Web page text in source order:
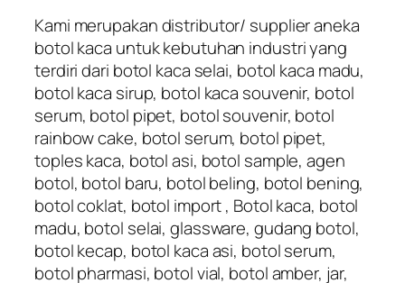
Kami merupakan distributor/ supplier aneka
botol kaca untuk kebutuhan industri yang
terdiri dari botol kaca selai, botol kaca madu,
botol kaca sirup, botol kaca souvenir, botol
serum, botol pipet, botol souvenir, botol
rainbow cake, botol serum, botol pipet,
toples kaca, botol asi, botol sample, agen
botol, botol baru, botol beling, botol bening,
botol coklat, botol import , Botol kaca, botol
madu, botol selai, glassware, gudang botol,
botol kecap, botol kaca asi, botol serum,
botol pharmasi, botol vial, botol amber, jar,